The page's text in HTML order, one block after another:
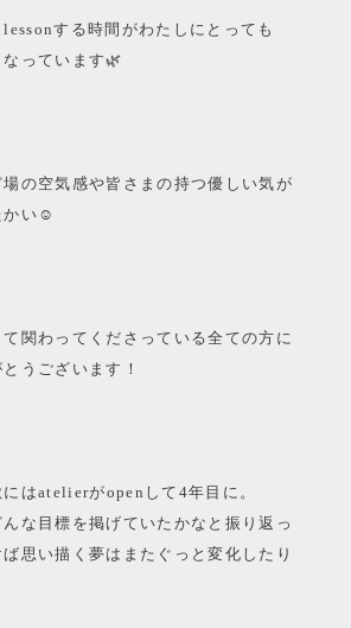
する時間がわたしにとっても
っています🌿
の空気感や皆さまの持つ優しい気が
かい☺︎
関わってくださっている全ての方に
うございます！
はatelierがopenして4年目に。
な目標を掲げていたかなと振り返っ
思い描く夢はまたぐっと変化したり